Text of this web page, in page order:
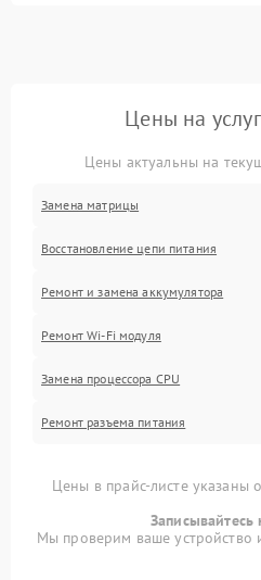
Цены на
Цены актуальны на
Замена матрицы
Восстановление цепи питания
Ремонт и замена аккумулятора
Ремонт Wi-Fi модуля
Замена процессора CPU
Ремонт разъема питания
Цены в прайс-листе указаны
Записывайтесь
Мы проверим ваше устройство